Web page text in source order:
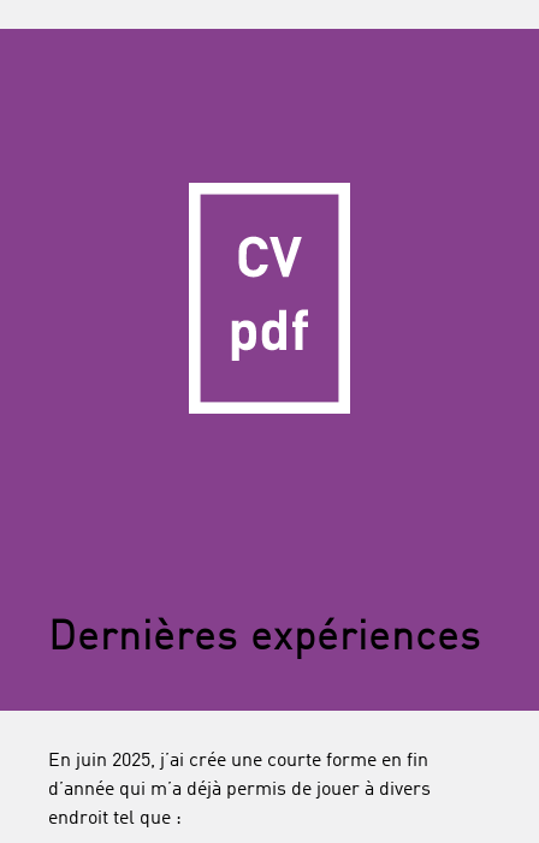
Dernières expériences
En juin 2025, j’ai crée une courte forme en fin
d’année qui m’a déjà permis de jouer à divers
endroit tel que :